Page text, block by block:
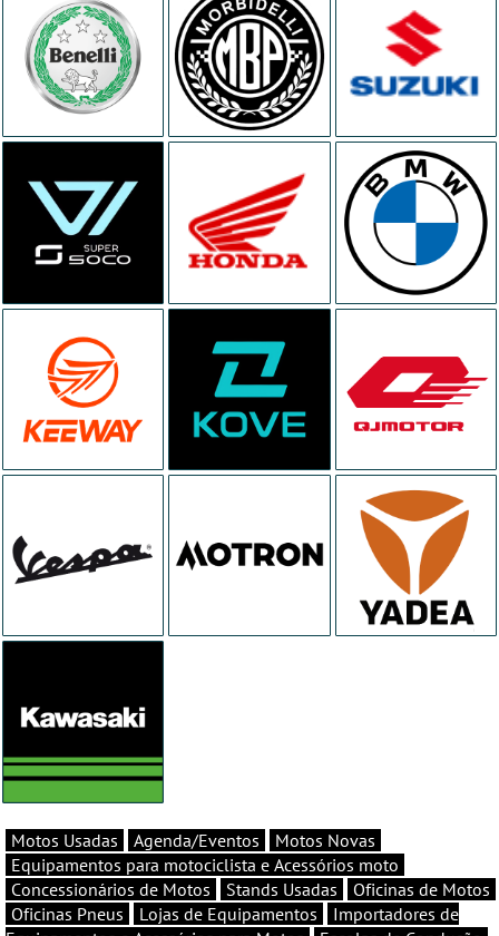
Motos Usadas Agenda/Eventos
Motos Novas
Equipamentos para motociclista e Acessórios moto
Concessionários de Motos
Stands Usadas
Oficinas de Motos
Oficinas Pneus
Lojas de Equipamentos
Importadores de